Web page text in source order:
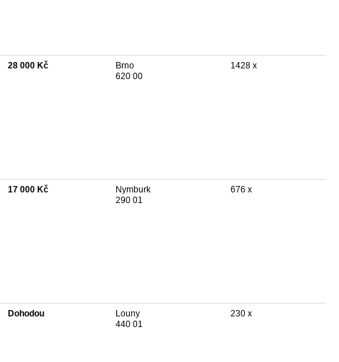
28 000 Kč
Brno
620 00
1428 x
17 000 Kč
Nymburk
290 01
676 x
Dohodou
Louny
440 01
230 x